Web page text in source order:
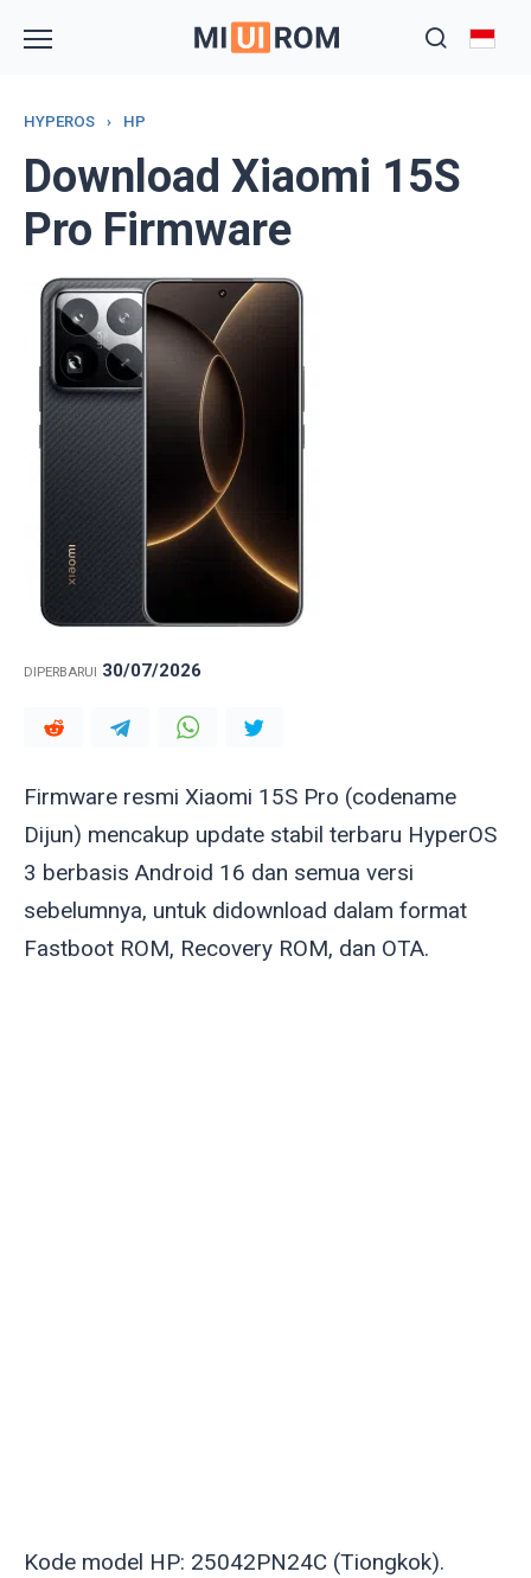
HYPEROS › HP
Download Xiaomi 15S
Pro Firmware
DIPERBARUI 30/07/2026
Firmware resmi Xiaomi 15S Pro (codename
Dijun) mencakup update stabil terbaru HyperOS
3 berbasis Android 16 dan semua versi
sebelumnya, untuk didownload dalam format
Fastboot ROM, Recovery ROM, dan OTA.
Kode model HP: 25042PN24C (Tiongkok).